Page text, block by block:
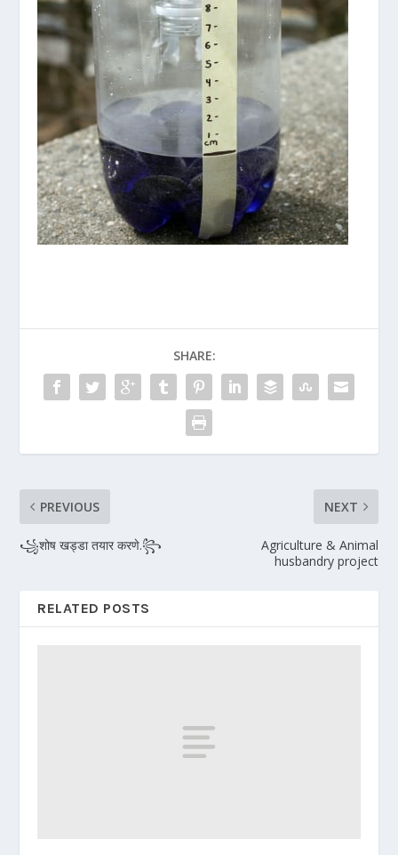
SHARE:
PREVIOUS
꧁शोष खड्डा तयार करणे.꧂
NEXT
Agriculture & Animal
husbandry project
RELATED POSTS